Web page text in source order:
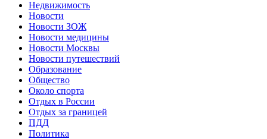
Недвижимость
Новости
Новости ЗОЖ
Новости медицины
Новости Москвы
Новости путешествий
Образование
Общество
Около спорта
Отдых в России
Отдых за границей
ПДД
Политика